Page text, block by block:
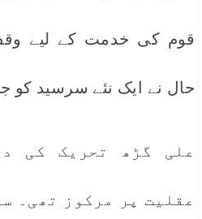
قوم کی خدمت کے لیے
حال نے ایک نئے سرسید کو
علی گڑھ تحریک کی
عقلیت پر مرکوز تھی۔